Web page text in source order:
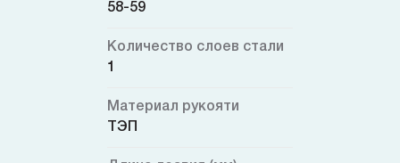
58-59
Количество слоев стали
1
Материал рукояти
ТЭП